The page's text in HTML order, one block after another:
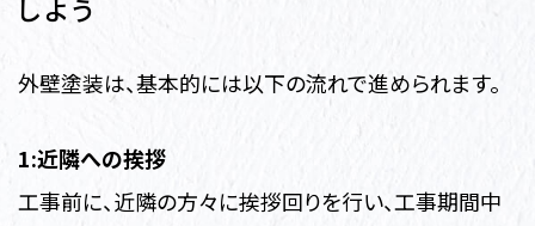
しよう
外壁塗装は、基本的には以下の流れで進められます。
1:近隣への挨拶
工事前に、近隣の方々に挨拶回りを行い、工事期間中